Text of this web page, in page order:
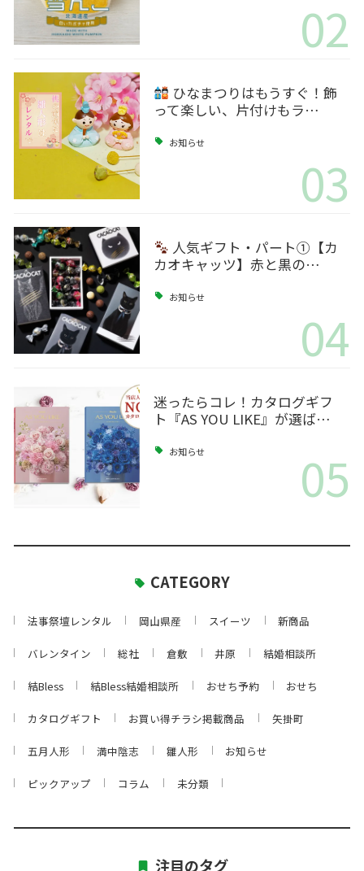
02
ひなまつりはもうすぐ！飾
って楽しい、片付けもラ…
お知らせ
03
人気ギフト・パート①【カ
カオキャッツ】赤と黒の…
お知らせ
04
迷ったらコレ！カタログギフ
ト『AS YOU LIKE』が選ば…
お知らせ 05
CATEGORY
法事祭壇レンタル 岡山県産 スイーツ 新商品
バレンタイン 総社 倉敷 井原 結婚相談所
結Bless 結Bless結婚相談所 おせち予約 おせち
カタログギフト お買い得チラシ掲載商品 矢掛町
五月人形 満中陰志 雛人形 お知らせ
ピックアップ コラム 未分類
注目のタグ